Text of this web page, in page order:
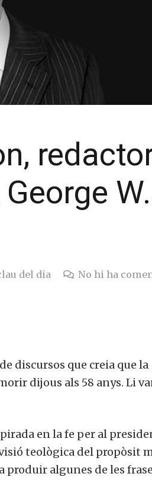
W.
del dia No hi ha
discursos que creia que la
dijous als 58 anys. Li
en la fe per al
teològica del propòsit
produir algunes de les